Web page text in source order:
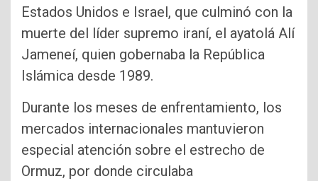
Estados Unidos e Israel, que culminó con la
muerte del líder supremo iraní, el ayatolá Alí
Jameneí, quien gobernaba la República
Islámica desde 1989.
Durante los meses de enfrentamiento, los
mercados internacionales mantuvieron
especial atención sobre el estrecho de
Ormuz, por donde circulaba